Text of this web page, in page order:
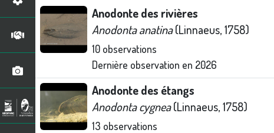
Anodonte des rivières
Anodonta anatina(Linnaeus, 1758)
10 observations
Dernière observation en 2026
Anodonte des étangs
Anodonta cygnea(Linnaeus, 1758)
13 observations